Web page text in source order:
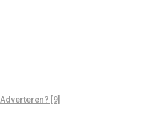
Adverteren? [9]